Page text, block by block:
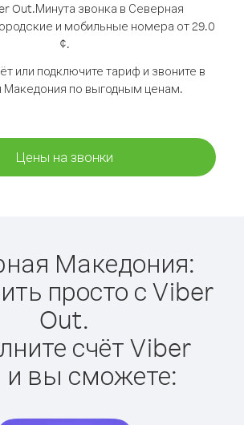
Out.Минута звонка в Северная
и мобильные номера от 29.0
¢.
или подключите тариф и звоните в
Македония по выгодным ценам.
Цены на звонки
Македония:
просто с Viber
Out.
счёт Viber
и вы сможете: